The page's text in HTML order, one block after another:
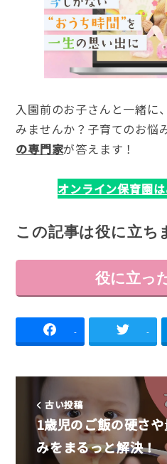
入園前のお子さんと一緒に
みませんか？子育てのお悩
の専門家が答えます！
オンライン保育園
この記事は役に立ち
役に立
- -
古い投稿
1歳児のご飯の硬さ
みをまるっと解決！